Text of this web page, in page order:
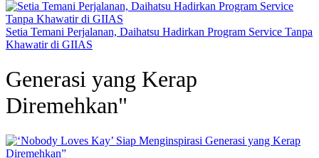
Setia Temani Perjalanan, Daihatsu Hadirkan Program Service Tanpa
Khawatir di GIIAS
Generasi yang Kerap
Diremehkan"